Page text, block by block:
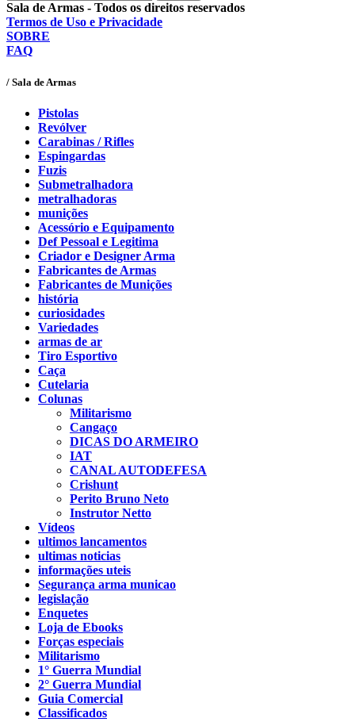
Sala de Armas - Todos os direitos reservados
Termos de Uso e Privacidade
SOBRE
FAQ
/ Sala de Armas
Pistolas
Revólver
Carabinas / Rifles
Espingardas
Fuzis
Submetralhadora
metralhadoras
munições
Acessório e Equipamento
Def Pessoal e Legitima
Criador e Designer Arma
Fabricantes de Armas
Fabricantes de Munições
história
curiosidades
Variedades
armas de ar
Tiro Esportivo
Caça
Cutelaria
Colunas
Militarismo
Cangaço
DICAS DO ARMEIRO
IAT
CANAL AUTODEFESA
Crishunt
Perito Bruno Neto
Instrutor Netto
Vídeos
ultimos lancamentos
ultimas noticias
informações uteis
Segurança arma municao
legislação
Enquetes
Loja de Ebooks
Forças especiais
Militarismo
1° Guerra Mundial
2° Guerra Mundial
Guia Comercial
Classificados